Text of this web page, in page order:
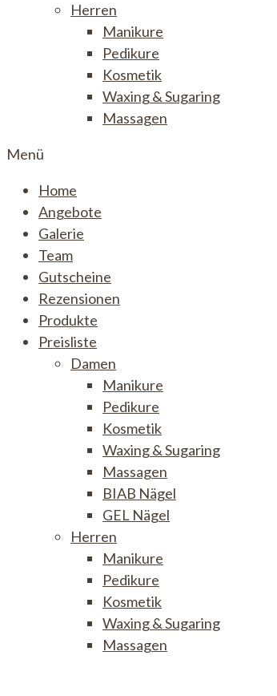
Herren
Manikure
Pedikure
Kosmetik
Waxing & Sugaring
Massagen
Menü
Home
Angebote
Galerie
Team
Gutscheine
Rezensionen
Produkte
Preisliste
Damen
Manikure
Pedikure
Kosmetik
Waxing & Sugaring
Massagen
BIAB Nägel
GEL Nägel
Herren
Manikure
Pedikure
Kosmetik
Waxing & Sugaring
Massagen